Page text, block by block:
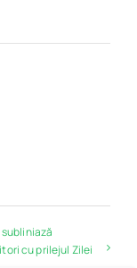
cu prilejul Zilei